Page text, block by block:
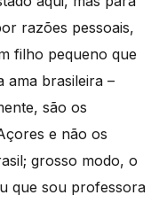
razões pessoais,
filho pequeno que
ama brasileira –
são os
e não os
grosso modo, o
que sou professora